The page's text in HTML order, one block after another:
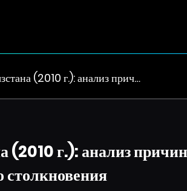
(2010 г.): анализ прич…
(2010 г.): анализ
столкновения